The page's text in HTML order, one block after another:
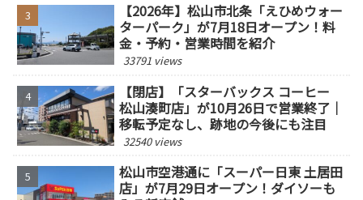
【2026年】松山市北条「えひめウォー
ターパーク」が7月18日オープン！料
金・予約・営業時間を紹介
33791 views
【閉店】「スターバックス コーヒー
松山湊町店」が10月26日で営業終了｜
移転予定なし、跡地の今後にも注目
32540 views
松山市空港通に「スーパー日東 土居田
店」が7月29日オープン！ダイソーも